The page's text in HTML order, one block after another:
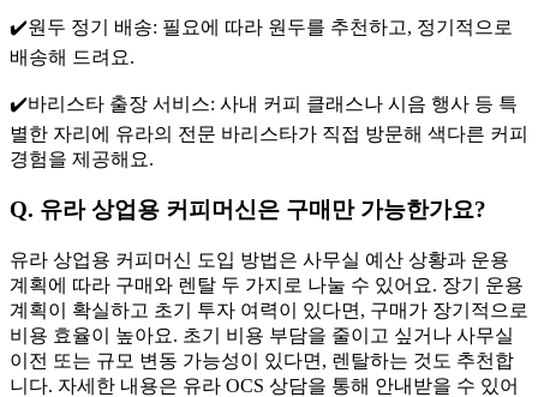
✔️원두 정기 배송: 필요에 따라 원두를 추천하고, 정기적으로
배송해 드려요.
✔️바리스타 출장 서비스: 사내 커피 클래스나 시음 행사 등 특
별한 자리에 유라의 전문 바리스타가 직접 방문해 색다른 커피
경험을 제공해요.
Q. 유라 상업용 커피머신은 구매만 가능한가요?
유라 상업용 커피머신 도입 방법은 사무실 예산 상황과 운용
계획에 따라 구매와 렌탈 두 가지로 나눌 수 있어요. 장기 운용
계획이 확실하고 초기 투자 여력이 있다면, 구매가 장기적으로
비용 효율이 높아요. 초기 비용 부담을 줄이고 싶거나 사무실
이전 또는 규모 변동 가능성이 있다면, 렌탈하는 것도 추천합
니다. 자세한 내용은 유라 OCS 상담을 통해 안내받을 수 있어